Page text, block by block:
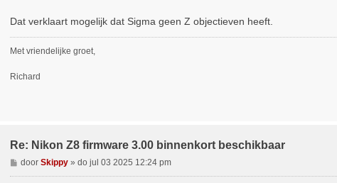
h
t
Dat verklaart mogelijk dat Sigma geen Z objectieven heeft.
Met vriendelijke groet,
Richard
Re: Nikon Z8 firmware 3.00 binnenkort beschikbaar
B
e
doorSkippy »do jul 03 2025 12:24 pm